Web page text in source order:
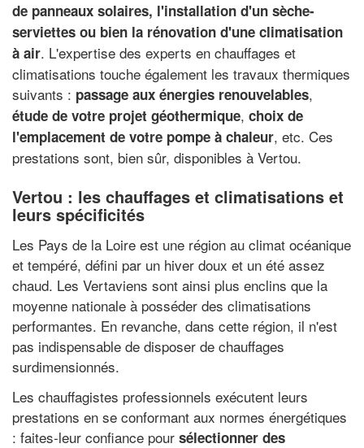
de panneaux solaires, l'installation d'un sèche-
serviettes ou bien la rénovation d'une climatisation
à air. L'expertise des experts en chauffages et
climatisations touche également les travaux thermiques
suivants : passage aux énergies renouvelables,
étude de votre projet géothermique, choix de
l'emplacement de votre pompe à chaleur, etc. Ces
prestations sont, bien sûr, disponibles à Vertou.
Vertou : les chauffages et climatisations et
leurs spécificités
Les Pays de la Loire est une région au climat océanique
et tempéré, défini par un hiver doux et un été assez
chaud. Les Vertaviens sont ainsi plus enclins que la
moyenne nationale à posséder des climatisations
performantes. En revanche, dans cette région, il n'est
pas indispensable de disposer de chauffages
surdimensionnés.
Les chauffagistes professionnels exécutent leurs
prestations en se conformant aux normes énergétiques
: faites-leur confiance pour sélectionner des